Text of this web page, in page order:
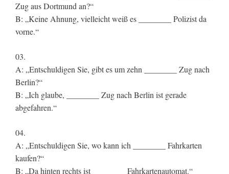
Zug aus Dortmund an?“
B: „Keine Ahnung, vielleicht weiß es ________ Polizist da
vorne.“
03.
A: „Entschuldigen Sie, gibt es um zehn ________ Zug nach
Berlin?“
B: „Ich glaube, ________ Zug nach Berlin ist gerade
abgefahren.“
04.
A: „Entschuldigen Sie, wo kann ich ________ Fahrkarten
kaufen?“
B: „Da hinten rechts ist ________ Fahrkartenautomat.“